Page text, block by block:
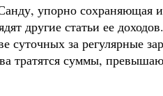
упорно сохраняющая
другие статьи ее
суточных за регулярные
тратятся суммы,